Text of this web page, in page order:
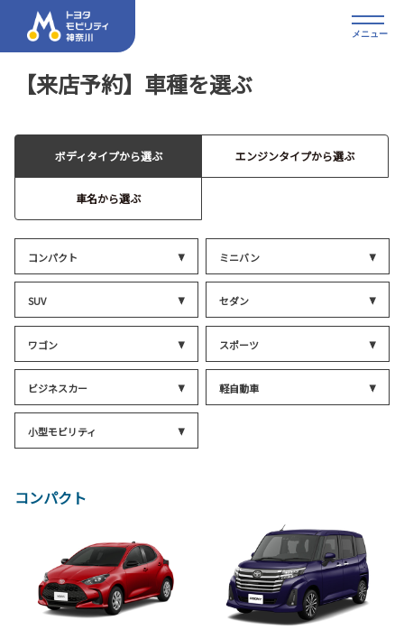
メニュー
【来店予約】車種を選ぶ
ボディタイプから選ぶ エンジンタイプから選ぶ
車名から選ぶ
コンパクト ミニバン
SUV セダン
ワゴン スポーツ
ビジネスカー 軽自動車
小型モビリティ
コンパクト